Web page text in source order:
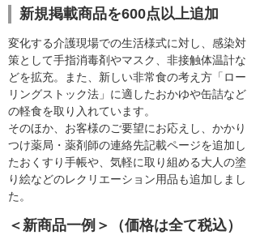
新規掲載商品を600点以上追加
変化する介護現場での生活様式に対し、感染対
策として手指消毒剤やマスク、非接触体温計な
どを拡充。また、新しい非常食の考え方「ロー
リングストック法」に適したおかゆや缶詰など
の軽食を取り入れています。
そのほか、お客様のご要望にお応えし、かかり
つけ薬局・薬剤師の連絡先記載ページを追加し
たおくすり手帳や、気軽に取り組める大人の塗
り絵などのレクリエーション用品も追加しまし
た。
＜新商品一例＞（価格は全て税込）